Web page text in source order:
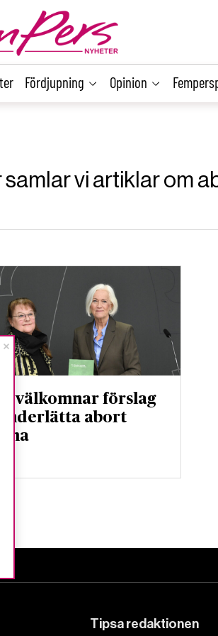
Fördjupning Opinion
samlar vi artiklar om
välkomnar förslag
underlätta abort
Tipsa redaktionen